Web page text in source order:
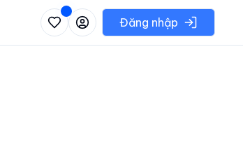
khu vực có thể chọnĐăng nhập